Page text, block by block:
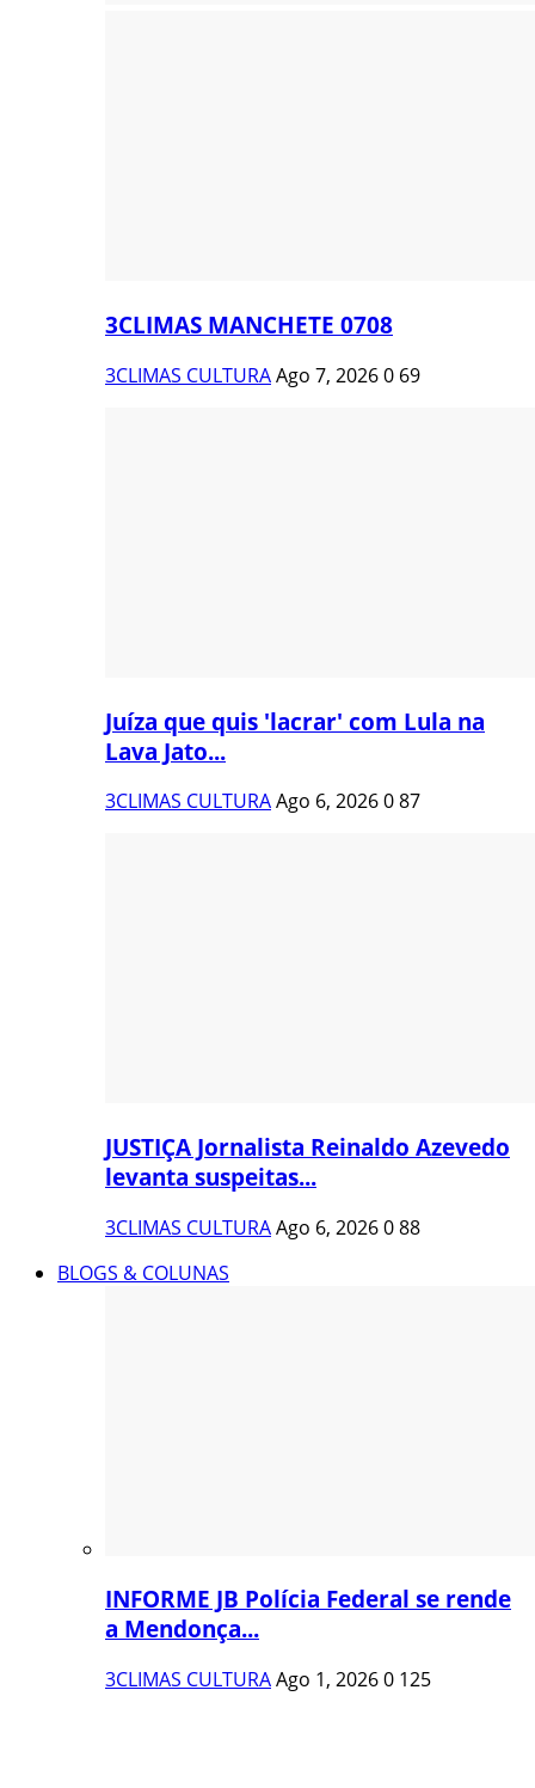
3CLIMAS MANCHETE 0708
3CLIMAS CULTURAAgo 7, 20260 69
Juíza que quis 'lacrar' com Lula na
Lava Jato...
3CLIMAS CULTURAAgo 6, 2026087
JUSTIÇA Jornalista Reinaldo Azevedo
levanta suspeitas...
3CLIMAS CULTURAAgo 6, 2026088
BLOGS & COLUNAS
INFORME JB Polícia Federal se rende
a Mendonça...
3CLIMAS CULTURAAgo 1, 20260 125